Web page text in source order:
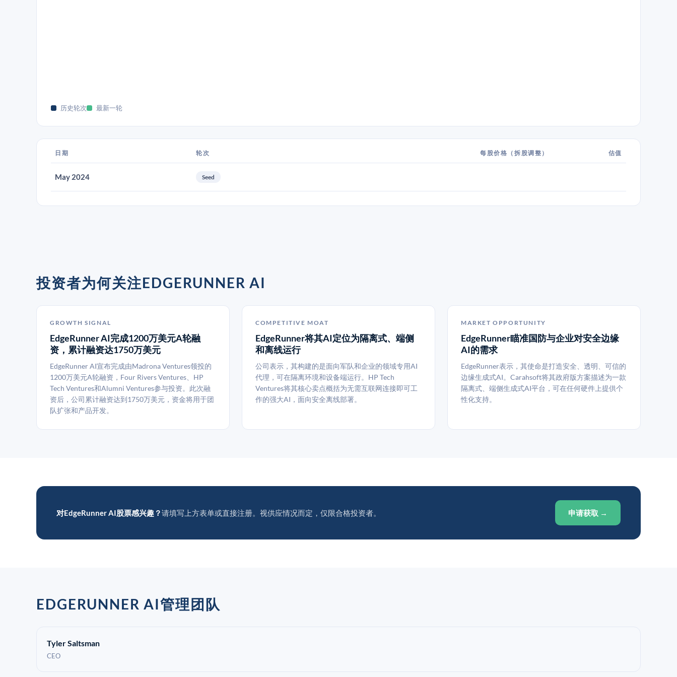
历史轮次 最新一轮
日期 轮次 每股价格（拆股调整） 估值
May 2024 Seed
投资者为何关注EDGERUNNER AI
GROWTH SIGNAL
EdgeRunner AI完成1200万美元A轮融
资，累计融资达1750万美元
EdgeRunner AI宣布完成由Madrona Ventures领投的
1200万美元A轮融资，Four Rivers Ventures、HP
Tech Ventures和Alumni Ventures参与投资。此次融
资后，公司累计融资达到1750万美元，资金将用于团
队扩张和产品开发。
COMPETITIVE MOAT
EdgeRunner将其AI定位为隔离式、端侧
和离线运行
公司表示，其构建的是面向军队和企业的领域专用AI
代理，可在隔离环境和设备端运行。HP Tech
Ventures将其核心卖点概括为无需互联网连接即可工
作的强大AI，面向安全离线部署。
MARKET OPPORTUNITY
EdgeRunner瞄准国防与企业对安全边缘
AI的需求
EdgeRunner表示，其使命是打造安全、透明、可信的
边缘生成式AI。Carahsoft将其政府版方案描述为一款
隔离式、端侧生成式AI平台，可在任何硬件上提供个
性化支持。
对EdgeRunner AI股票感兴趣？请填写上方表单或直接注册。视供应情况而定，仅限合格投资者。 申请获取 →
EDGERUNNER AI管理团队
Tyler Saltsman
CEO